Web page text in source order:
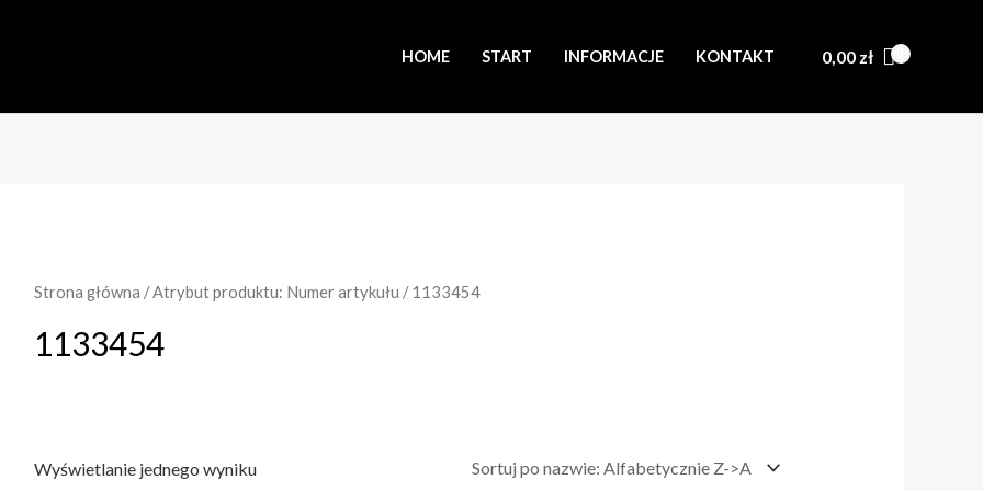
HOME START INFORMACJE KONTAKT 0,00 zł
Strona główna / Atrybut produktu: Numer artykułu / 1133454
1133454
Wyświetlanie jednego wyniku